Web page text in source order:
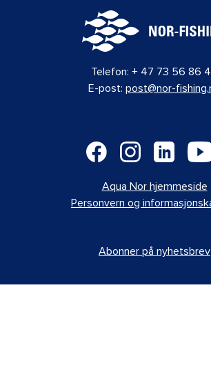
Telefon: + 47 73 56 86
E-post: post@nor-
Aqua Nor hjemmeside
Personvern og
Abonner på nyhetsbrev